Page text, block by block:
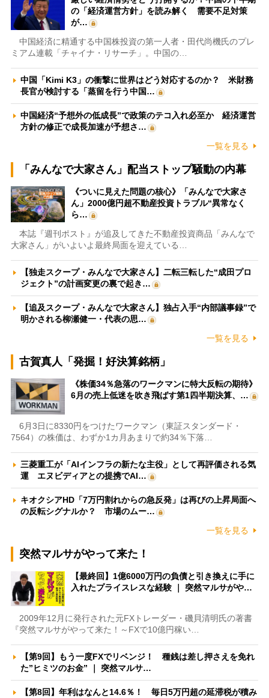
の「経済運営方針」を読み解く 需要不足対策
が…
中国経済に精通する中国株投資の第一人者・田代尚機氏のプレ
ミアム連載「チャイナ・リサーチ」。中国の…
中国「Kimi K3」の衝撃に世界はどう対応するのか？ 米財務
長官が検討する「蒸留を行う中国…
中国経済“予想外の低成長”で政策のテコ入れ必至か 経済運営
方針の修正で成長加速が予想さ…
一覧を見る
「みんなで大家さん」配当ストップ騒動の内幕
《ついに見えた問題の核心》「みんなで大家さ
ん」2000億円超不動産投資トラブル“異常なく
ら…
本誌『週刊ポスト』が追及してきた不動産投資商品「みんなで
大家さん」がいよいよ最終局面を迎えている…
【独走スクープ・みんなで大家さん】二転三転した“成田プロ
ジェクト”の計画変更の裏で起き…
【追及スクープ・みんなで大家さん】独占入手“内部議事録”で
明かされる柳瀬健一・代表の思…
一覧を見る
古賀真人「発掘！好決算銘柄」
《株価34％急落のワークマンに特大反転の期待》
6月の売上低迷を吹き飛ばす第1四半期決算、…
6月3日に8330円をつけたワークマン（東証スタンダード・
7564）の株価は、わずか1カ月あまりで約34％下落…
三菱重工が「AIインフラの新たな主役」として再評価される気
運 エヌビディアとの提携でAI…
キオクシアHD「7万円割れからの急反発」は再びの上昇局面へ
の反転シグナルか？ 市場のムー…
一覧を見る
突然マルサがやって来た！
【最終回】1億6000万円の負債と引き換えに手に
入れたプライスレスな経験 ｜ 突然マルサがや…
2009年12月に発行された元FXトレーダー・磯貝清明氏の著書
『突然マルサがやって来た！～FXで10億円稼い…
【第9回】もう一度FXでリベンジ！ 種銭は差し押さえを免れ
た”ヒミツのお金” ｜ 突然マルサ…
【第8回】年利はなんと14.6％！ 毎日5万円超の延滞税が積み